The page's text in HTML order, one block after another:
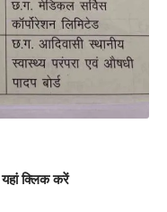
क्लिक करें